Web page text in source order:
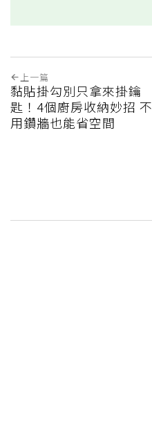
上一篇
黏貼掛勾別只拿來掛鑰
匙！4個廚房收納妙招 不
用鑽牆也能省空間